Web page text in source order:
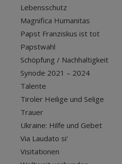
Lebensschutz
Magnifica Humanitas
Papst Franziskus ist tot
Papstwahl
Schöpfung / Nachhaltigkeit
Synode 2021 – 2024
Talente
Tiroler Heilige und Selige
Trauer
Ukraine: Hilfe und Gebet
Via Laudato si'
Visitationen